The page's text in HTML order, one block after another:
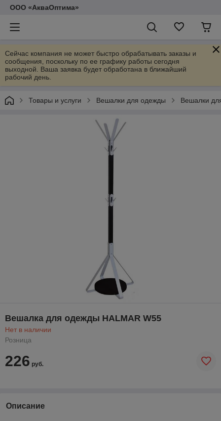
ООО «АкваОптима»
Сейчас компания не может быстро обрабатывать заказы и
сообщения, поскольку по ее графику работы сегодня
выходной. Ваша заявка будет обработана в ближайший
рабочий день.
Товары и услуги Вешалки для одежды Вешалки
Вешалка для одежды HALMAR W55
Нет в наличии
Розница
226 руб.
Описание